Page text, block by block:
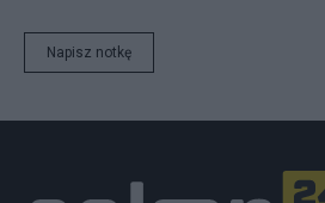
Napisz notkę